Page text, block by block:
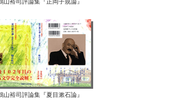
山裕司評論集『正岡子規論』
山裕司評論集『夏目漱石論』